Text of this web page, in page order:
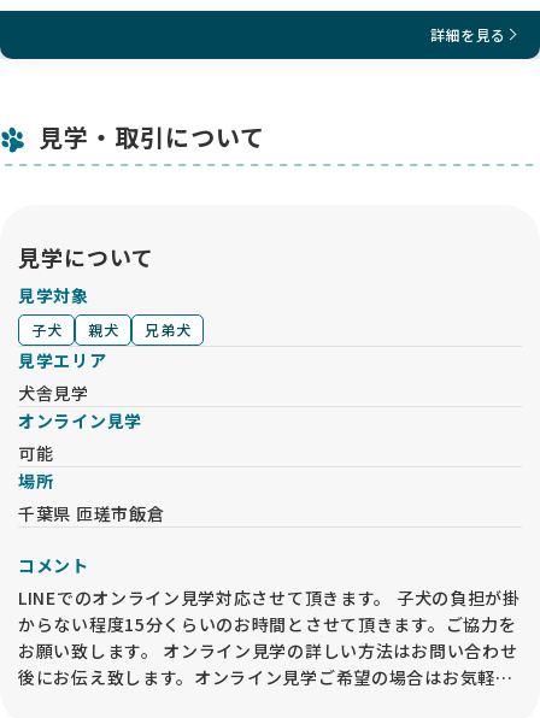
詳細を見る
見学・取引について
見学について
見学対象
子犬 親犬 兄弟犬
見学エリア
犬舎見学
オンライン見学
可能
場所
千葉県 匝瑳市飯倉
コメント
LINEでのオンライン見学対応させて頂きます。 子犬の負担が掛
からない程度15分くらいのお時間とさせて頂きます。ご協力を
お願い致します。 オンライン見学の詳しい方法はお問い合わせ
後にお伝え致します。オンライン見学ご希望の場合はお気軽に